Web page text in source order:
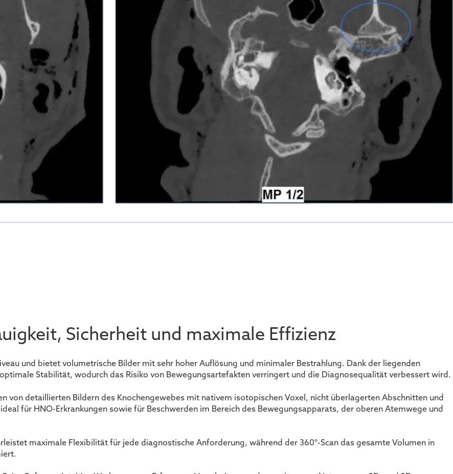
Sicherheit und maximale Effizienz
und bietet volumetrische Bilder mit sehr hoher Auflösung und minimaler Bestrahlung. Dank der liegenden
Stabilität, wodurch das Risiko von Bewegungsartefakten verringert und die Diagnosequalität verbessert wird.
von detaillierten Bildern des Knochengewebes mit nativem isotopischen Voxel, nicht überlagerten Abschnitten und
für HNO-Erkrankungen sowie für Beschwerden im Bereich des Bewegungsapparats, der oberen Atemwege und
maximale Flexibilität für jede diagnostische Anforderung, während der 360°-Scan das gesamte Volumen in